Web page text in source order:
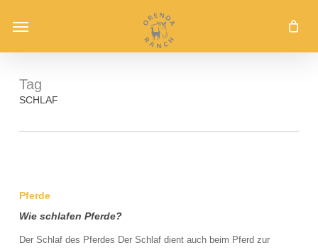
Menu
Tag
SCHLAF
Pferde
Wie schlafen Pferde?
Der Schlaf des Pferdes Der Schlaf dient auch beim Pferd zur